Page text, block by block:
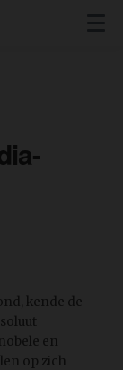
kende de
en
op zich